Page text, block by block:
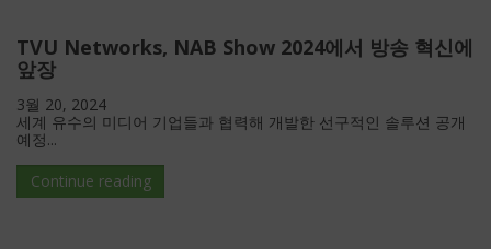
TVU Networks, NAB Show 2024에서 방송 혁신에
앞장
3월 20, 2024
세계 유수의 미디어 기업들과 협력해 개발한 선구적인 솔루션 공개
예정...
Continue reading